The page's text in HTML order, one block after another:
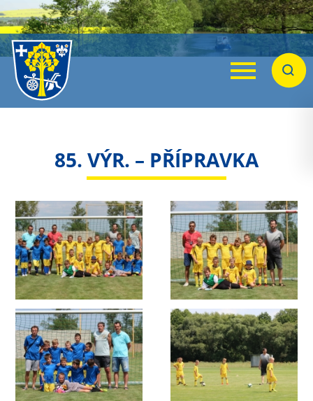
Menu
85. VÝR. – PŘÍPRAVKA